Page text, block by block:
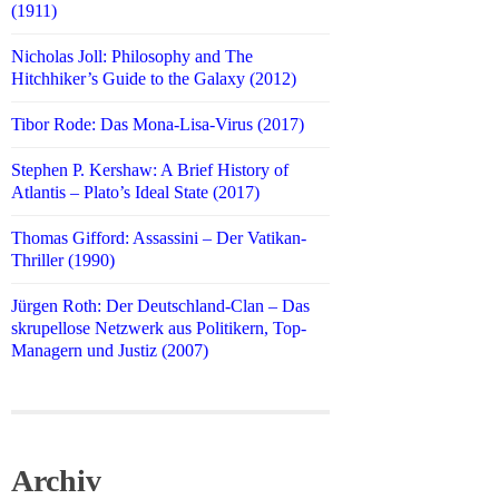
(1911)
Nicholas Joll: Philosophy and The
Hitchhiker’s Guide to the Galaxy (2012)
Tibor Rode: Das Mona-Lisa-Virus (2017)
Stephen P. Kershaw: A Brief History of
Atlantis – Plato’s Ideal State (2017)
Thomas Gifford: Assassini – Der Vatikan-
Thriller (1990)
Jürgen Roth: Der Deutschland-Clan – Das
skrupellose Netzwerk aus Politikern, Top-
Managern und Justiz (2007)
Archiv